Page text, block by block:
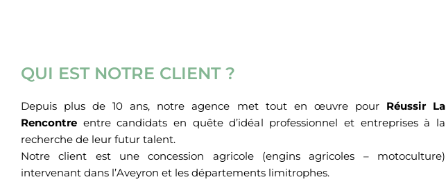
QUI EST NOTRE CLIENT ?
Depuis plus de 10 ans, notre agence met tout en œuvre pour Réussir La
Rencontre entre candidats en quête d’idéal professionnel et entreprises à la
recherche de leur futur talent.
Notre client est une concession agricole (engins agricoles – motoculture)
intervenant dans l’Aveyron et les départements limitrophes.